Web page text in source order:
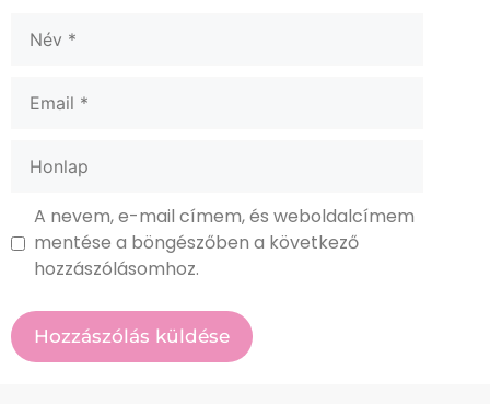
A nevem, e-mail címem, és weboldalcímem
mentése a böngészőben a következő
hozzászólásomhoz.